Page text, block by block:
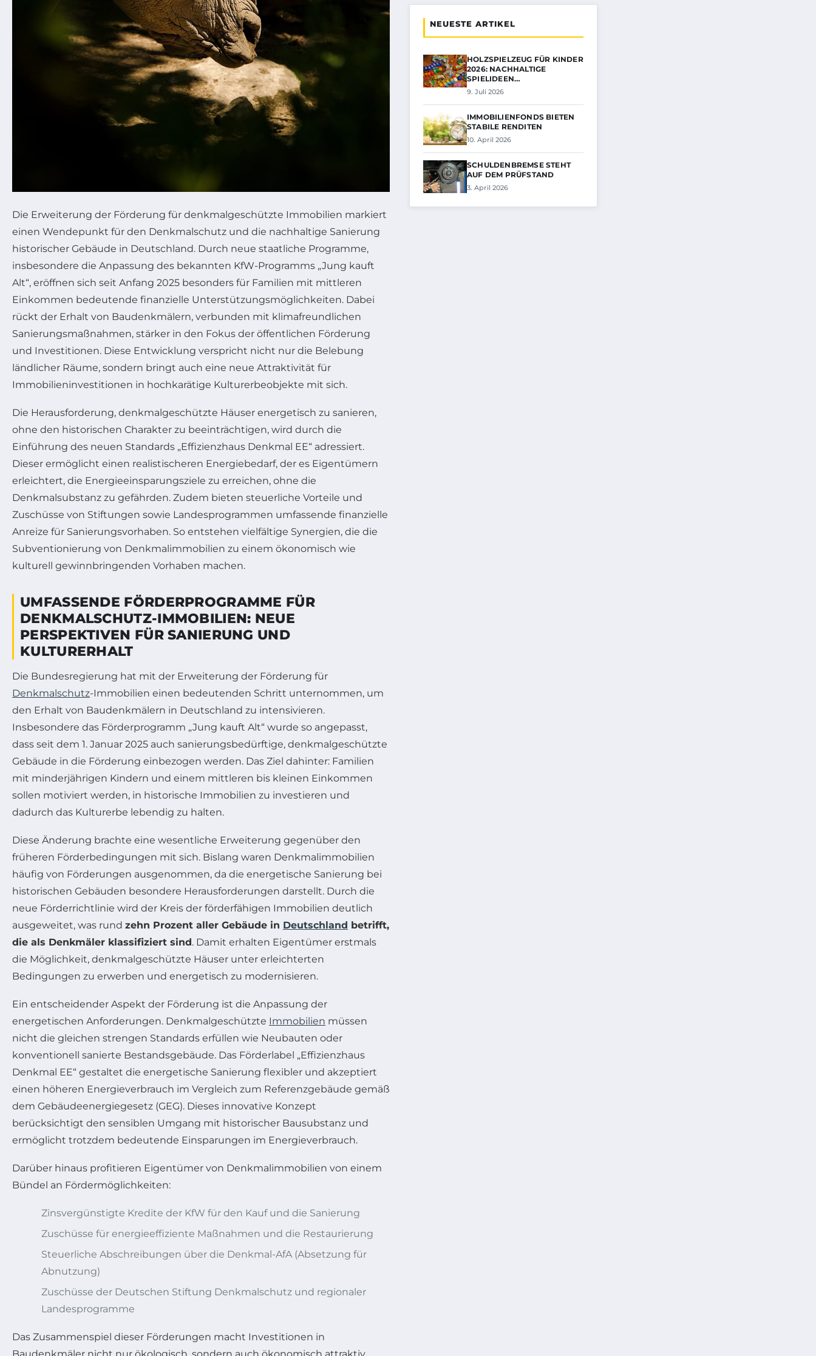
Die Erweiterung der Förderung für denkmalgeschützte Immobilien markiert
einen Wendepunkt für den Denkmalschutz und die nachhaltige Sanierung
historischer Gebäude in Deutschland. Durch neue staatliche Programme,
insbesondere die Anpassung des bekannten KfW-Programms „Jung kauft
Alt“, eröffnen sich seit Anfang 2025 besonders für Familien mit mittleren
Einkommen bedeutende finanzielle Unterstützungsmöglichkeiten. Dabei
rückt der Erhalt von Baudenkmälern, verbunden mit klimafreundlichen
Sanierungsmaßnahmen, stärker in den Fokus der öffentlichen Förderung
und Investitionen. Diese Entwicklung verspricht nicht nur die Belebung
ländlicher Räume, sondern bringt auch eine neue Attraktivität für
Immobilieninvestitionen in hochkarätige Kulturerbeobjekte mit sich.
Die Herausforderung, denkmalgeschützte Häuser energetisch zu sanieren,
ohne den historischen Charakter zu beeinträchtigen, wird durch die
Einführung des neuen Standards „Effizienzhaus Denkmal EE“ adressiert.
Dieser ermöglicht einen realistischeren Energiebedarf, der es Eigentümern
erleichtert, die Energieeinsparungsziele zu erreichen, ohne die
Denkmalsubstanz zu gefährden. Zudem bieten steuerliche Vorteile und
Zuschüsse von Stiftungen sowie Landesprogrammen umfassende finanzielle
Anreize für Sanierungsvorhaben. So entstehen vielfältige Synergien, die die
Subventionierung von Denkmalimmobilien zu einem ökonomisch wie
kulturell gewinnbringenden Vorhaben machen.
UMFASSENDE FÖRDERPROGRAMME FÜR
DENKMALSCHUTZ-IMMOBILIEN: NEUE
PERSPEKTIVEN FÜR SANIERUNG UND
KULTURERHALT
Die Bundesregierung hat mit der Erweiterung der Förderung für
Denkmalschutz-Immobilien einen bedeutenden Schritt unternommen, um
den Erhalt von Baudenkmälern in Deutschland zu intensivieren.
Insbesondere das Förderprogramm „Jung kauft Alt“ wurde so angepasst,
dass seit dem 1. Januar 2025 auch sanierungsbedürftige, denkmalgeschützte
Gebäude in die Förderung einbezogen werden. Das Ziel dahinter: Familien
mit minderjährigen Kindern und einem mittleren bis kleinen Einkommen
sollen motiviert werden, in historische Immobilien zu investieren und
dadurch das Kulturerbe lebendig zu halten.
Diese Änderung brachte eine wesentliche Erweiterung gegenüber den
früheren Förderbedingungen mit sich. Bislang waren Denkmalimmobilien
häufig von Förderungen ausgenommen, da die energetische Sanierung bei
historischen Gebäuden besondere Herausforderungen darstellt. Durch die
neue Förderrichtlinie wird der Kreis der förderfähigen Immobilien deutlich
ausgeweitet, was rund zehn Prozent aller Gebäude in Deutschland betrifft,
die als Denkmäler klassifiziert sind . Damit erhalten Eigentümer erstmals
die Möglichkeit, denkmalgeschützte Häuser unter erleichterten
Bedingungen zu erwerben und energetisch zu modernisieren.
Ein entscheidender Aspekt der Förderung ist die Anpassung der
energetischen Anforderungen. Denkmalgeschützte Immobilien müssen
nicht die gleichen strengen Standards erfüllen wie Neubauten oder
konventionell sanierte Bestandsgebäude. Das Förderlabel „Effizienzhaus
Denkmal EE“ gestaltet die energetische Sanierung flexibler und akzeptiert
einen höheren Energieverbrauch im Vergleich zum Referenzgebäude gemäß
dem Gebäudeenergiegesetz (GEG). Dieses innovative Konzept
berücksichtigt den sensiblen Umgang mit historischer Bausubstanz und
ermöglicht trotzdem bedeutende Einsparungen im Energieverbrauch.
Darüber hinaus profitieren Eigentümer von Denkmalimmobilien von einem
Bündel an Fördermöglichkeiten:
Zinsvergünstigte Kredite der KfW für den Kauf und die Sanierung
Zuschüsse für energieeffiziente Maßnahmen und die Restaurierung
Steuerliche Abschreibungen über die Denkmal-AfA (Absetzung für
Abnutzung)
Zuschüsse der Deutschen Stiftung Denkmalschutz und regionaler
Landesprogramme
Das Zusammenspiel dieser Förderungen macht Investitionen in
NEUESTE ARTIKEL
HOLZSPIELZEUG FÜR KINDER
2026: NACHHALTIGE
SPIELIDEEN…
9. Juli 2026
IMMOBILIENFONDS BIETEN
STABILE RENDITEN
10. April 2026
SCHULDENBREMSE STEHT
AUF DEM PRÜFSTAND
3. April 2026